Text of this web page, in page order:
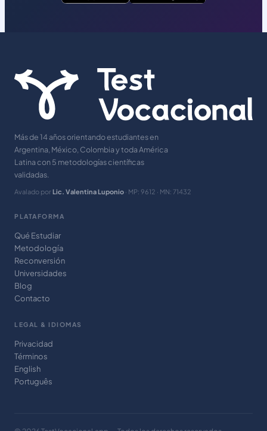
Más de 14 años orientando estudiantes en
Argentina, México, Colombia y toda América
Latina con 5 metodologías científicas
validadas.
Avalado por Lic. Valentina Luponio · MP: 9612 · MN: 71432
PLATAFORMA
Qué Estudiar
Metodología
Reconversión
Universidades
Blog
Contacto
LEGAL & IDIOMAS
Privacidad
Términos
English
Português